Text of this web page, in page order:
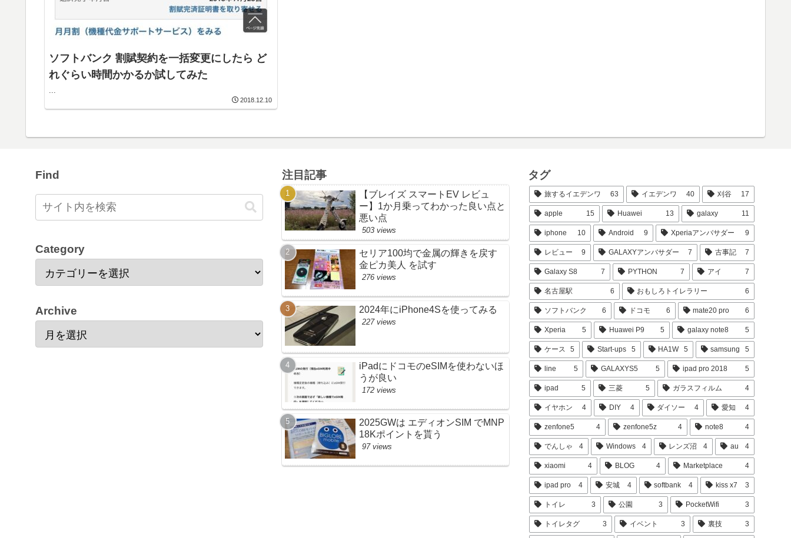
ソフトバンク 割賦契約を一括変更にしたら ど
れぐらい時間かかるか試してみた
2018.12.10
Find
Category
Archive
注目記事
【ブレイズ スマートEV レビュ
ー】1か月乗ってわかった良い点と
悪い点
503 views
セリア100均で金属の輝きを戻す
金ピカ美人 を試す
276 views
2024年にiPhone4Sを使ってみる
227 views
iPadにドコモのeSIMを使わないほ
うが良い
172 views
2025GWは エディオンSIM でMNP
18Kポイントを貰う
97 views
タグ
旅するイエデンワ 63 イエデンワ 40 刈谷 17
apple 15 Huawei 13 galaxy 11
iphone 10 Android 9 Xperiaアンバサダー 9
レビュー 9 GALAXYアンバサダー 7 古事記 7
Galaxy S8 7 PYTHON 7 アイ 7
名古屋駅 6 おもしろトイレラリー 6
ソフトバンク 6 ドコモ 6 mate20 pro 6
Xperia 5 Huawei P9 5 galaxy note8 5
ケース 5 Start-ups 5 HA1W 5 samsung 5
line 5 GALAXYS5 5 ipad pro 2018 5
ipad 5 三菱 5 ガラスフィルム 4
イヤホン 4 DIY 4 ダイソー 4 愛知 4
zenfone5 4 zenfone5z 4 note8 4
でんしゃ 4 Windows 4 レンズ沼 4 au 4
xiaomi 4 BLOG 4 Marketplace 4
ipad pro 4 安城 4 softbank 4 kiss x7 3
トイレ 3 公園 3 PocketWifi 3
トイレタグ 3 イベント 3 裏技 3